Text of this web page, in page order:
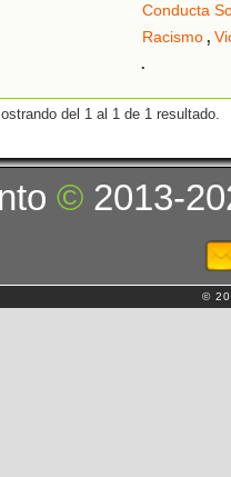
Conducta
Racismo,
.
del 1 al 1 de 1 resultado.
© 2013-
©